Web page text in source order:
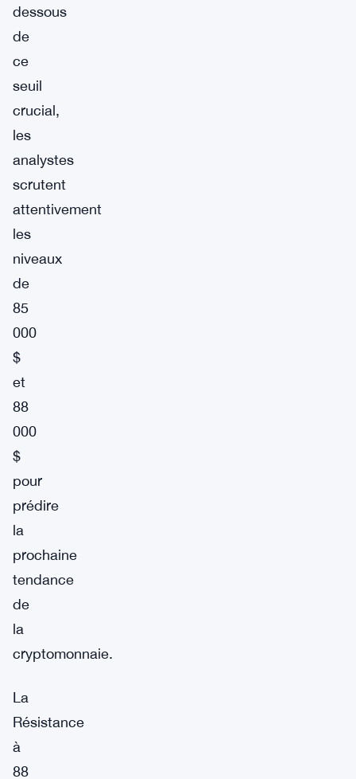
dessous
de
ce
seuil
crucial,
les
analystes
scrutent
attentivement
les
niveaux
de
85
000
$
et
88
000
$
pour
prédire
la
prochaine
tendance
de
la
cryptomonnaie.
La
Résistance
à
88